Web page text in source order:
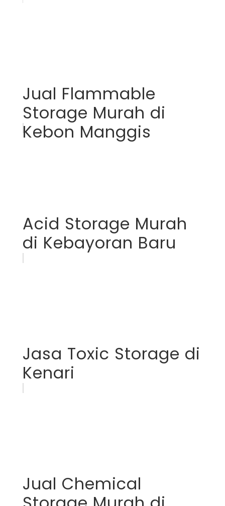
Jual Flammable
Storage Murah di
Kebon Manggis
Acid Storage Murah
di Kebayoran Baru
Jasa Toxic Storage di
Kenari
Jual Chemical